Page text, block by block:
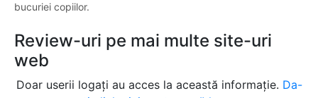
bucuriei copiilor.
Review-uri pe mai multe site-uri
web
Doar userii logați au acces la această informație. Da-